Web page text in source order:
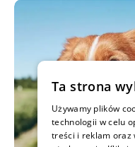
Ta strona
Używamy plików
technologii w celu
treści i reklam oraz